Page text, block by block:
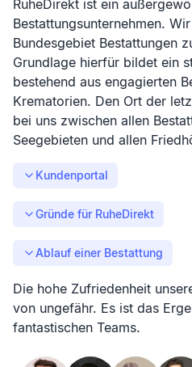
RuheDirekt ist ein
Bestattungsunternehmen.
Bundesgebiet Bestattungen
Grundlage hierfür bildet ein
bestehend aus engagierten
Krematorien. Den Ort der
bei uns zwischen allen
Seegebieten und allen
Kundenportal
Gründe für RuheDirekt
Ablauf einer Bestattung
Die hohe Zufriedenheit
von ungefähr. Es ist das
fantastischen Teams.